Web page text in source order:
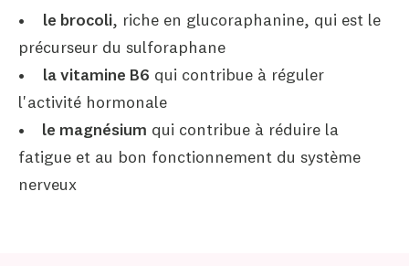
• le brocoli, riche en glucoraphanine, qui est le
précurseur du sulforaphane
• la vitamine B6 qui contribue à réguler
l'activité hormonale
•
le magnésium qui contribue à réduire la
fatigue et au bon fonctionnement du système
nerveux